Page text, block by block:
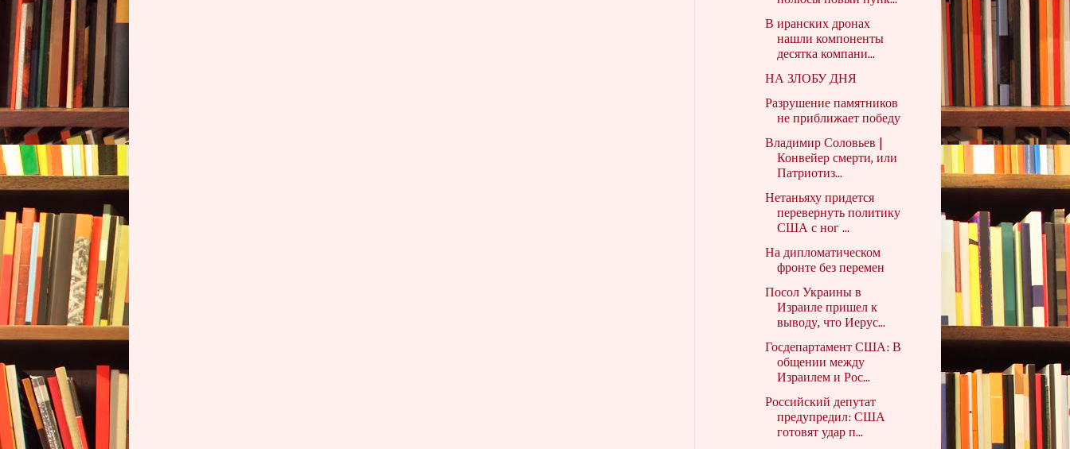
В иранских дронах
нашли компоненты
десятка компани...
НА ЗЛОБУ ДНЯ
Разрушение памятников
не приближает победу
Владимир Соловьев |
Конвейер смерти, или
Патриотиз...
Нетаньяху придется
перевернуть политику
США с ног ...
На дипломатическом
фронте без перемен
Посол Украины в
Израиле пришел к
выводу, что Иерус...
Госдепартамент США: В
общении между
Израилем и Рос...
Российский депутат
предупредил: США
готовят удар п...